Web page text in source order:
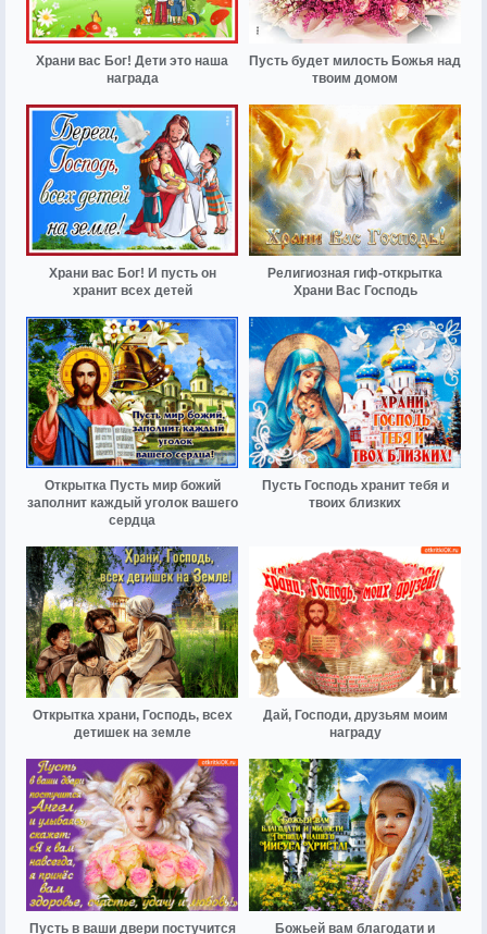
Храни вас Бог! Дети это наша
награда
Пусть будет милость Божья над
твоим домом
Храни вас Бог! И пусть он
хранит всех детей
Религиозная гиф-открытка
Храни Вас Господь
Открытка Пусть мир божий
заполнит каждый уголок вашего
сердца
Пусть Господь хранит тебя и
твоих близких
Открытка храни, Господь, всех
детишек на земле
Дай, Господи, друзьям моим
награду
Пусть в ваши двери постучится Божьей вам благодати и